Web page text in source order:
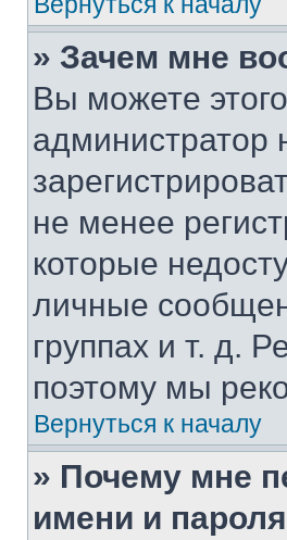
» Зачем мне
Вы можете
не менее
которые
личные
группах и т. д.
поэтому мы
Вернуться к началу
» Почему мне
имени и